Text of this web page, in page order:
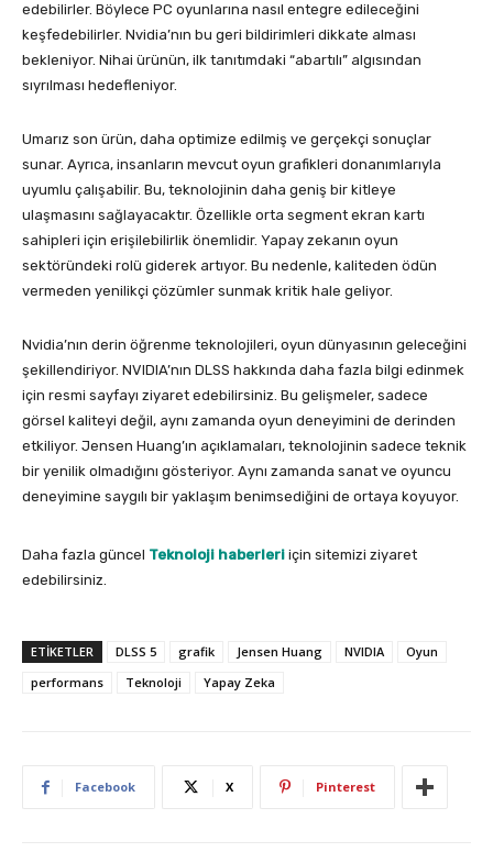
edebilirler. Böylece PC oyunlarına nasıl entegre edileceğini
keşfedebilirler. Nvidia’nın bu geri bildirimleri dikkate alması
bekleniyor. Nihai ürünün, ilk tanıtımdaki “abartılı” algısından
sıyrılması hedefleniyor.
Umarız son ürün, daha optimize edilmiş ve gerçekçi sonuçlar
sunar. Ayrıca, insanların mevcut oyun grafikleri donanımlarıyla
uyumlu çalışabilir. Bu, teknolojinin daha geniş bir kitleye
ulaşmasını sağlayacaktır. Özellikle orta segment ekran kartı
sahipleri için erişilebilirlik önemlidir. Yapay zekanın oyun
sektöründeki rolü giderek artıyor. Bu nedenle, kaliteden ödün
vermeden yenilikçi çözümler sunmak kritik hale geliyor.
Nvidia’nın derin öğrenme teknolojileri, oyun dünyasının geleceğini
şekillendiriyor. NVIDIA’nın DLSS hakkında daha fazla bilgi edinmek
için resmi sayfayı ziyaret edebilirsiniz. Bu gelişmeler, sadece
görsel kaliteyi değil, aynı zamanda oyun deneyimini de derinden
etkiliyor. Jensen Huang’ın açıklamaları, teknolojinin sadece teknik
bir yenilik olmadığını gösteriyor. Aynı zamanda sanat ve oyuncu
deneyimine saygılı bir yaklaşım benimsediğini de ortaya koyuyor.
Daha fazla güncel Teknoloji haberleri için sitemizi ziyaret
edebilirsiniz.
ETIKETLER DLSS 5 grafik Jensen Huang NVIDIA
Oyun
performans
Teknoloji Yapay Zeka
Facebook X Pinterest